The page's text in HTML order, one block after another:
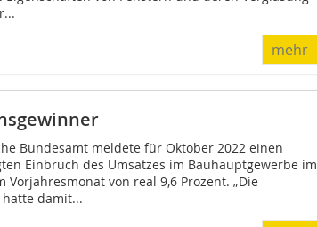
mehr
Bundesamt meldete für Oktober 2022 einen
Einbruch des Umsatzes im Bauhauptgewerbe im
Vorjahresmonat von real 9,6 Prozent. „Die
damit...